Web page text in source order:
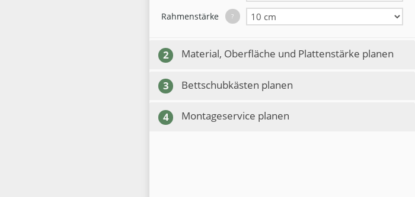
Rahmenstärke ?
2 Material, Oberfläche und Plattenstärke planen
3 Bettschubkästen planen
4 Montageservice planen